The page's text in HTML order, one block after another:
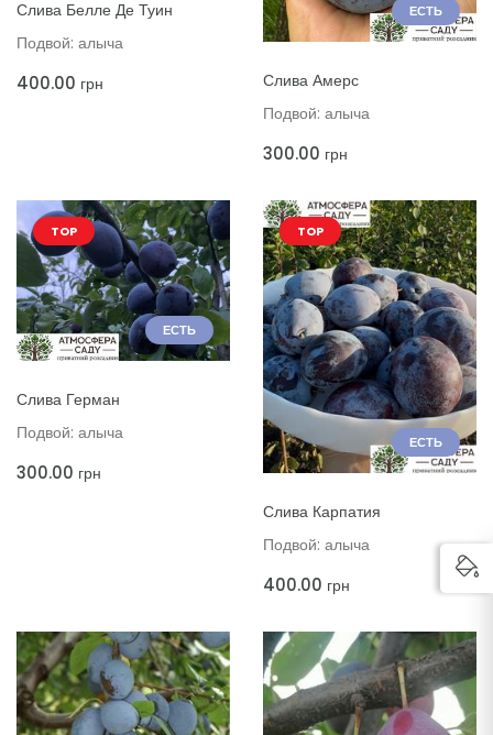
Слива Белле Де Туин
Подвой: алыча
400.00 грн
ЕСТЬ
Слива Амерс
Подвой: алыча
300.00 грн
ЕСТЬ
TOP
Слива Герман
Подвой: алыча
300.00 грн
ЕСТЬ
TOP
Слива Карпатия
Подвой: алыча
400.00 грн